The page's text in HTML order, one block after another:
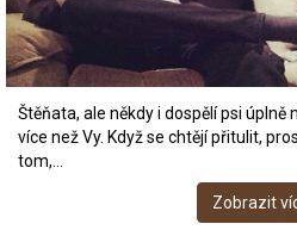
Štěňata, ale někdy i dospělí psi úplně
více než Vy. Když se chtějí přitulit,
tom,…
Zobrazit